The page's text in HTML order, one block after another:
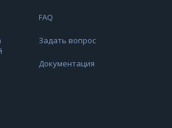
FAQ
Задать вопрос
Документация